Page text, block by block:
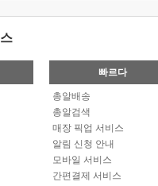
빠르다
총알배송
총알검색
매장 픽업 서비스
알림 신청 안내
모바일 서비스
간편결제 서비스